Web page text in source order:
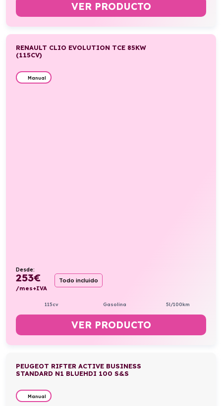
VER PRODUCTO
RENAULT CLIO EVOLUTION TCE 85KW
(115CV)
Manual
Desde:
253€
/mes+IVA
Todo incluido
115cv Gasolina 5l/100km
VER PRODUCTO
PEUGEOT RIFTER ACTIVE BUSINESS
STANDARD N1 BLUEHDI 100 S&S
Manual